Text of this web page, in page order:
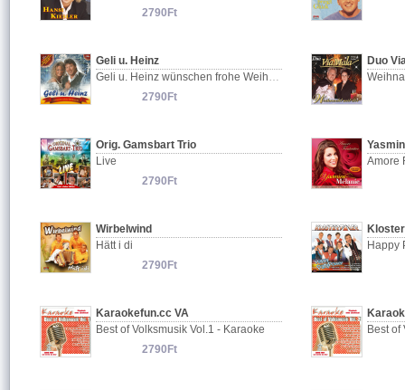
2790Ft
Geli u. Heinz
Geli u. Heinz wünschen frohe Weihnacht
2790Ft
Duo
Orig. Gamsbart Trio
Live
2790Ft
Amore
Wirbelwind
Hätt i di
2790Ft
Happy
Karaokefun.cc VA
Best of Volksmusik Vol.1 - Karaoke
2790Ft
Best of